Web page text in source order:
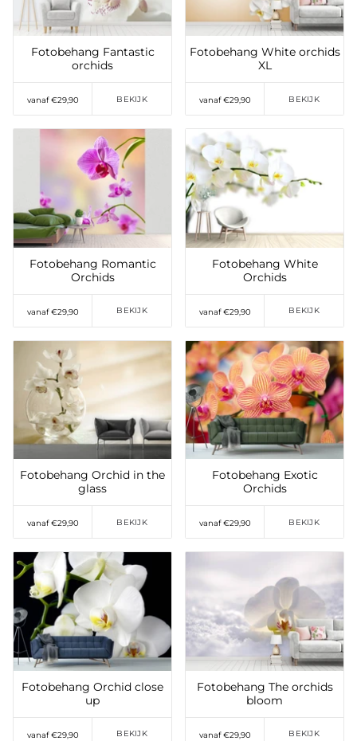
Fotobehang Fantastic
orchids
vanaf €29,90 BEKIJK
Fotobehang White orchids
XL
vanaf €29,90 BEKIJK
Toevoegen aan
verlanglijst
Fotobehang Romantic
Orchids
vanaf €29,90 BEKIJK
Toevoegen aan
verlanglijst
Fotobehang White
Orchids
vanaf €29,90 BEKIJK
Toevoegen aan
verlanglijst
Fotobehang Orchid in the
glass
vanaf €29,90 BEKIJK
Toevoegen aan
verlanglijst
Fotobehang Exotic
Orchids
vanaf €29,90 BEKIJK
Toevoegen aan
verlanglijst
Fotobehang Orchid close
up
vanaf €29,90 BEKIJK
Toevoegen aan
verlanglijst
Fotobehang The orchids
bloom
vanaf €29,90 BEKIJK